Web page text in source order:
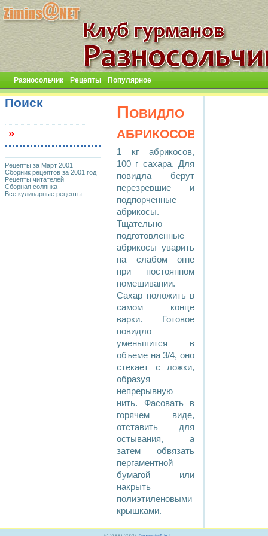
Разносольчик Рецепты Популярное
Повидло
абрикосовое
1 кг абрикосов,
100 г сахара. Для
повидла берут
перезревшие и
подпорченные
абрикосы.
Тщательно
подготовленные
абрикосы уварить
на слабом огне
при постоянном
помешивании.
Сахар положить в
самом конце
варки. Готовое
повидло
уменьшится в
объеме на 3/4, оно
стекает с ложки,
образуя
непрерывную
нить. Фасовать в
горячем виде,
отставить для
остывания, а
затем обвязать
пергаментной
бумагой или
накрыть
полиэтиленовыми
крышками.
Поиск
Рецепты за Март 2001
Сборник рецептов за 2001 год
Рецепты читателей
Сборная солянка
Все кулинарные рецепты